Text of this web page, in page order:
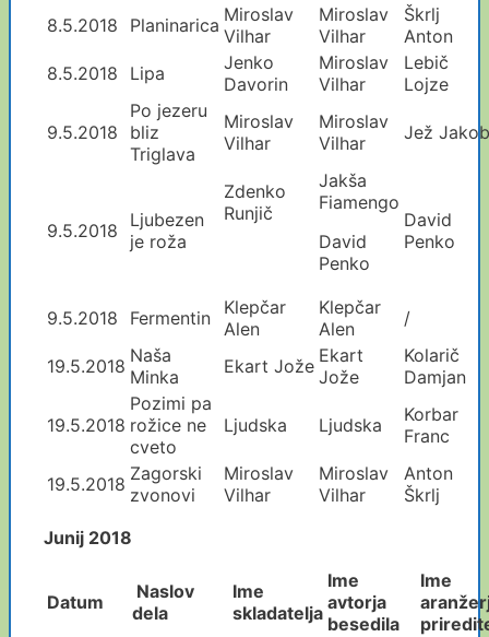
8.5.2018 Planinarica Miroslav
Vilhar
Miroslav
Vilhar
Škrlj
Anton
8.5.2018
Lipa
Jenko
Davorin
Miroslav
Vilhar
Lebič
Lojze
9.5.2018
Po jezeru
bliz
Triglava
Miroslav
Vilhar
Miroslav
Vilhar
Jež Jakob
9.5.2018
Ljubezen
je roža
Zdenko
Runjič
Jakša
Fiamengo
David
Penko
David
Penko
9.5.2018 Fermentin
Klepčar
Alen
Klepčar
Alen
/
19.5.2018 Naša
Minka
Ekart Jože Ekart
Jože
Kolarič
Damjan
19.5.2018
Pozimi pa
rožice ne
cveto
Ljudska Ljudska
Korbar
Franc
19.5.2018 Zagorski
zvonovi
Miroslav
Vilhar
Miroslav
Vilhar
Anton
Škrlj
Junij 2018
Datum
Naslov
dela
Ime
skladatelja
Ime
avtorja
besedila
Ime